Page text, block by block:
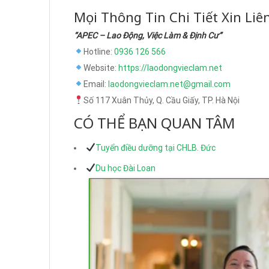
Mọi Thông Tin Chi Tiết Xin
“APEC – Lao Động, Việc Làm & Định Cư”
Hotline: 0936 126 566
Website: https://laodongvieclam.net
Email: laodongvieclam.net@gmail.com
Số 117 Xuân Thủy, Q. Cầu Giấy, TP. Hà Nội
CÓ THỂ BẠN QUAN TÂM
Tuyển điều dưỡng tại CHLB. Đức
Du học Đài Loan